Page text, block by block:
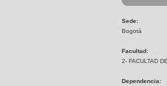
Sede:
Bogotá
Facultad:
2- FACULTAD
Dependencia: